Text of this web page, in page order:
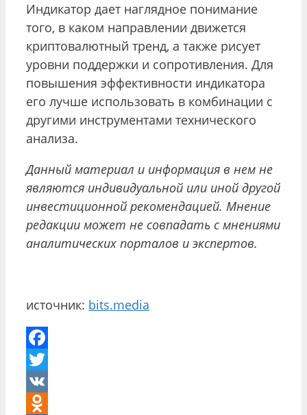
Индикатор дает наглядное понимание
того, в каком направлении движется
криптовалютный тренд, а также рисует
уровни поддержки и сопротивления. Для
повышения эффективности индикатора
его лучше использовать в комбинации с
другими инструментами технического
анализа.
Данный материал и информация в нем не
являются индивидуальной или иной другой
инвестиционной рекомендацией. Мнение
редакции может не совпадать с мнениями
аналитических порталов и экспертов.
источник: bits.media
Facebook
Twitter
VK